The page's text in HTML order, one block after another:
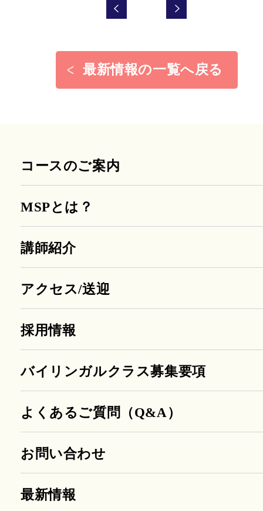
最新情報の一覧へ戻る
コースのご案内
MSPとは？
講師紹介
アクセス/送迎
採用情報
バイリンガルクラス募集要項
よくあるご質問（Q&A）
お問い合わせ
最新情報